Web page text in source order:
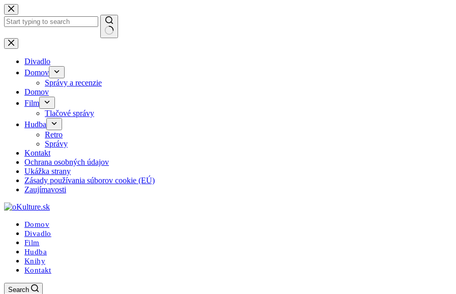
Skip
to
content
No
results
Divadlo
Domov
Správy a recenzie
Domov
Film
Tlačové správy
Hudba
Retro
Správy
Kontakt
Ochrana osobných údajov
Ukážka strany
Zásady používania súborov cookie (EÚ)
Zaujímavosti
Domov
Divadlo
Film
Hudba
Knihy
Kontakt
Search